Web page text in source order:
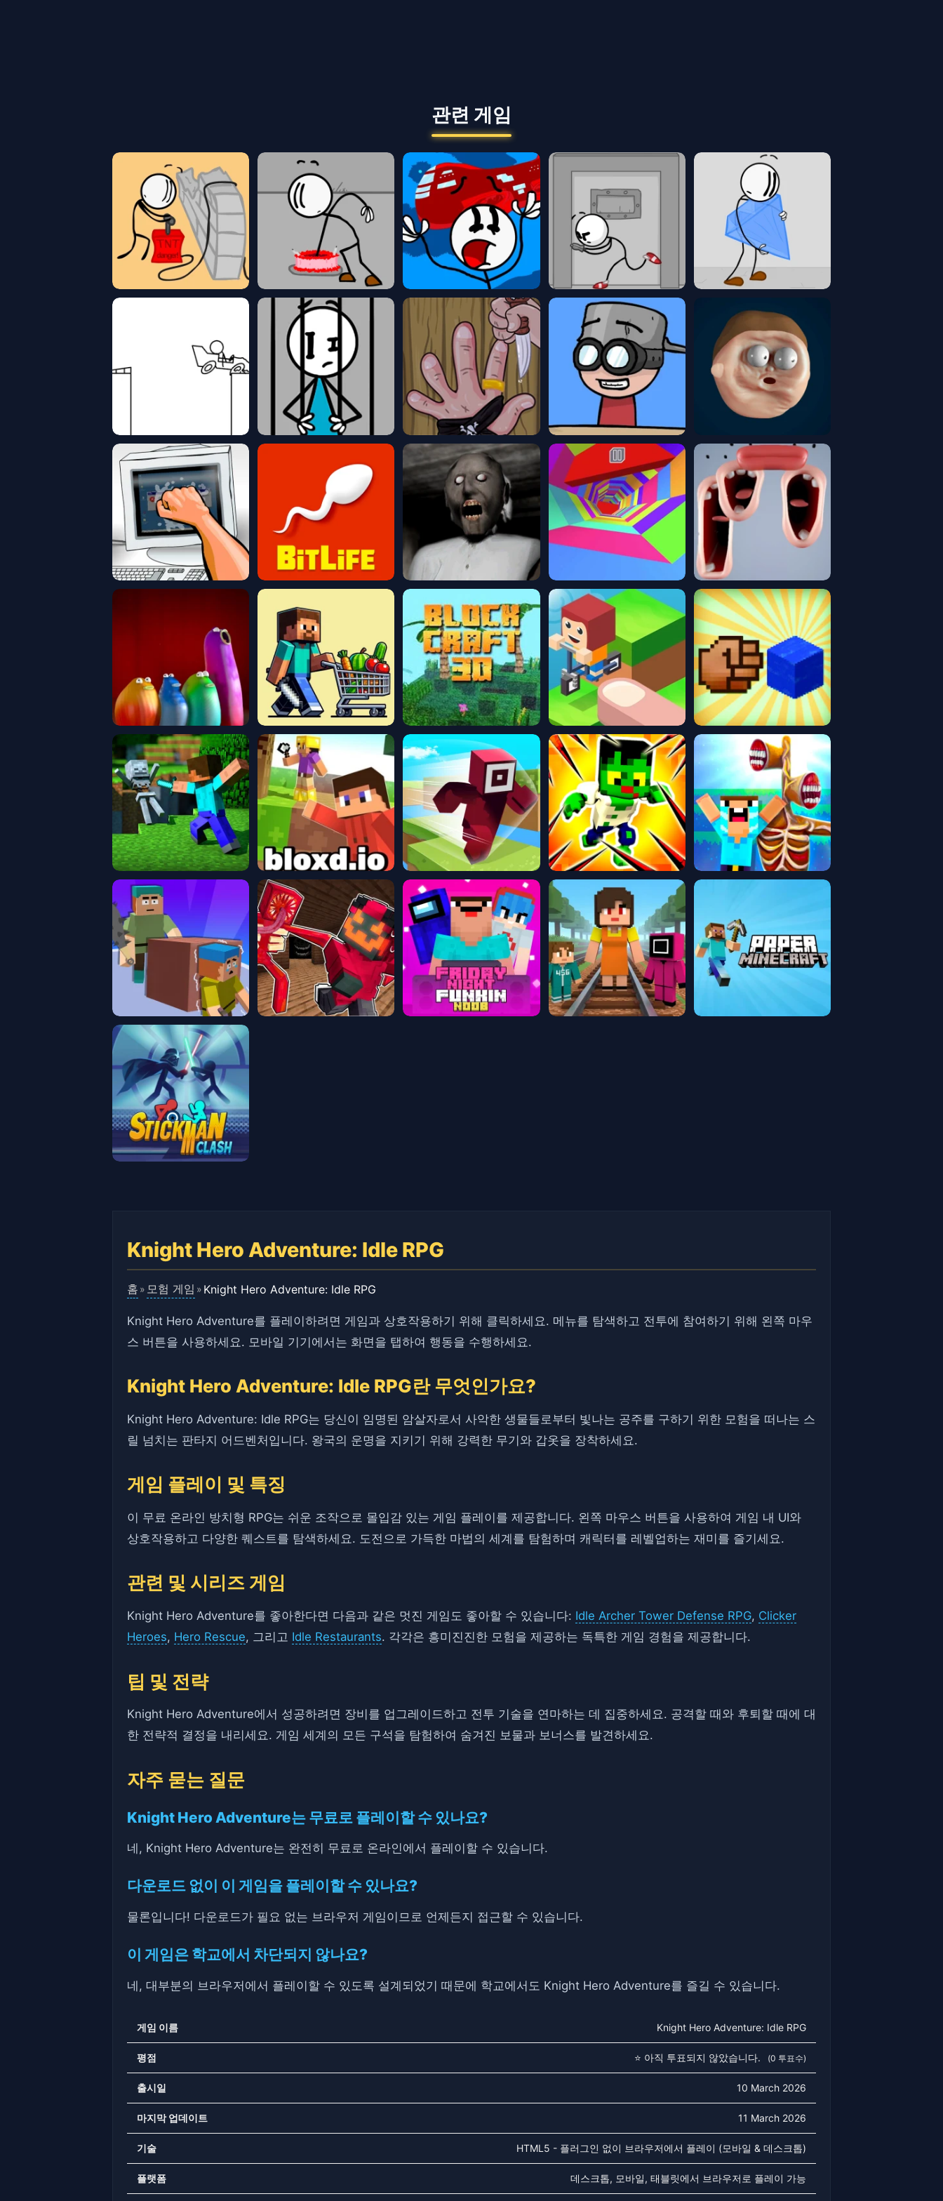
Knight Hero Adventure: Idle RPG
홈 » 모험 게임 » Knight Hero Adventure: Idle RPG
Knight Hero Adventure를 플레이하려면 게임과 상호작용하기 위해 클릭하세요. 메뉴를 탐색하고 전투에 참여하기 위해 왼쪽 마우
스 버튼을 사용하세요. 모바일 기기에서는 화면을 탭하여 행동을 수행하세요.
Knight Hero Adventure: Idle RPG란 무엇인가요?
Knight Hero Adventure: Idle RPG는 당신이 임명된 암살자로서 사악한 생물들로부터 빛나는 공주를 구하기 위한 모험을 떠나는 스
릴 넘치는 판타지 어드벤처입니다. 왕국의 운명을 지키기 위해 강력한 무기와 갑옷을 장착하세요.
게임 플레이 및 특징
이 무료 온라인 방치형 RPG는 쉬운 조작으로 몰입감 있는 게임 플레이를 제공합니다. 왼쪽 마우스 버튼을 사용하여 게임 내 UI와
상호작용하고 다양한 퀘스트를 탐색하세요. 도전으로 가득한 마법의 세계를 탐험하며 캐릭터를 레벨업하는 재미를 즐기세요.
관련 및 시리즈 게임
Knight Hero Adventure를 좋아한다면 다음과 같은 멋진 게임도 좋아할 수 있습니다: Idle Archer Tower Defense RPG, Clicker
Heroes, Hero Rescue, 그리고 Idle Restaurants. 각각은 흥미진진한 모험을 제공하는 독특한 게임 경험을 제공합니다.
팁 및 전략
Knight Hero Adventure에서 성공하려면 장비를 업그레이드하고 전투 기술을 연마하는 데 집중하세요. 공격할 때와 후퇴할 때에 대
한 전략적 결정을 내리세요. 게임 세계의 모든 구석을 탐험하여 숨겨진 보물과 보너스를 발견하세요.
자주 묻는 질문
Knight Hero Adventure는 무료로 플레이할 수 있나요?
네, Knight Hero Adventure는 완전히 무료로 온라인에서 플레이할 수 있습니다.
다운로드 없이 이 게임을 플레이할 수 있나요?
물론입니다! 다운로드가 필요 없는 브라우저 게임이므로 언제든지 접근할 수 있습니다.
이 게임은 학교에서 차단되지 않나요?
네, 대부분의 브라우저에서 플레이할 수 있도록 설계되었기 때문에 학교에서도 Knight Hero Adventure를 즐길 수 있습니다.
게임 이름 Knight Hero Adventure: Idle RPG
평점 ⭐ 아직 투표되지 않았습니다. (0 투표수)
출시일 10 March 2026
마지막 업데이트 11 March 2026
기술 HTML5 - 플러그인 없이 브라우저에서 플레이 (모바일 & 데스크톱)
플랫폼 데스크톱, 모바일, 태블릿에서 브라우저로 플레이 가능
관련 게임